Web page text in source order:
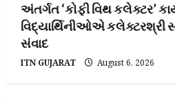
અંતર્ગત ‘કોફી વિથ કલેક્ટર’
વિદ્યાર્થિનીઓએ કલેક્ટરશ્રી
સંવાદ
ITN GUJARAT August 6, 2026